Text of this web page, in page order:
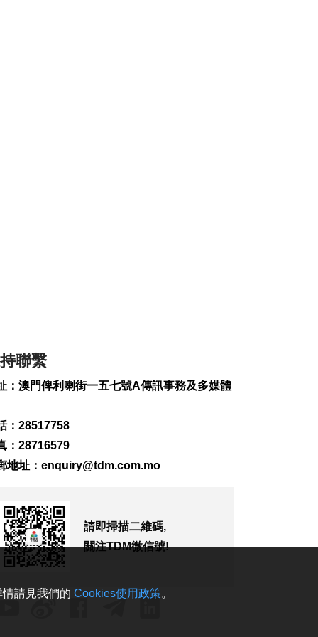
峽將逐步失去戰略重
氹仔有地盤工人暈倒
需送院搶救
氹仔碼頭辦陀螺賽豐
富文旅體驗
聯繫
：澳門俾利喇街一五七號A傳訊事務及多媒體
：28517758
：28716579
地址： enquiry@tdm.com.mo
請即掃描二維碼,
關注TDM微信號!
請見我們的 Cookies使用政策。